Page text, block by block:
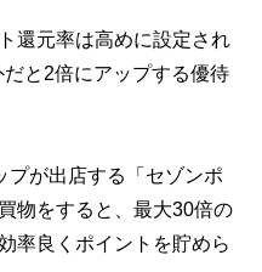
還元率は高めに設定され
と2倍にアップする優待
プが出店する「セゾンポ
物をすると、最大30倍の
率良くポイントを貯めら